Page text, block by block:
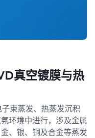
真空镀膜与热
束蒸发、热蒸发沉积
环境中进行，涉及金属
、银、铜及合金等蒸发